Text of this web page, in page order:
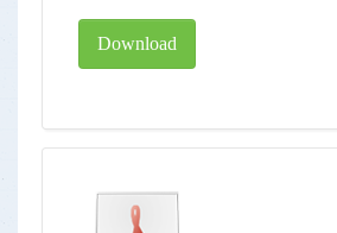
Download